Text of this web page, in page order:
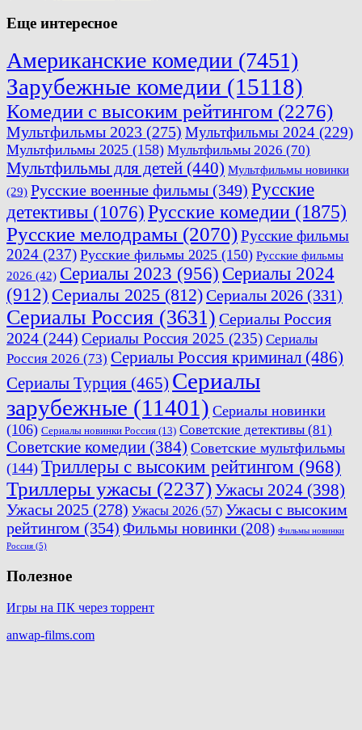
Еще интересное
Американские комедии (7451)
Зарубежные комедии (15118)
Комедии с высоким рейтингом (2276)
Мультфильмы 2023 (275) Мультфильмы 2024 (229)
Мультфильмы 2025 (158) Мультфильмы 2026 (70)
Мультфильмы для детей (440) Мультфильмы новинки
(29) Русские военные фильмы (349) Русские
детективы (1076)Русские комедии (1875)
Русские мелодрамы (2070)Русские фильмы
2024 (237) Русские фильмы 2025 (150) Русские фильмы
2026 (42) Сериалы 2023 (956) Сериалы 2024
(912) Сериалы 2025 (812)Сериалы 2026 (331)
Сериалы Россия (3631) Сериалы Россия
2024 (244) Сериалы Россия 2025 (235) Сериалы
Россия 2026 (73) Сериалы Россия криминал (486)
Сериалы Турция (465) Сериалы
зарубежные (11401) Сериалы новинки
(106) Сериалы новинки Россия (13) Советские детективы (81)
Советские комедии (384) Советские мультфильмы
(144) Триллеры с высоким рейтингом (968)
Триллеры ужасы (2237)Ужасы 2024 (398)
Ужасы 2025 (278) Ужасы 2026 (57) Ужасы с высоким
рейтингом (354) Фильмы новинки (208) Фильмы новинки
Россия (5)
Полезное
Игры на ПК через торрент
anwap-films.com